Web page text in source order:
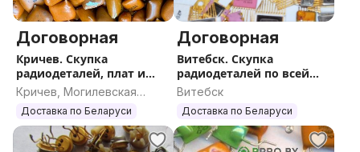
Договорная
Кричев. Скупка
радиодеталей, плат и
катализаторов по всей
РБ
Кричев, Могилевская
область
Доставка по Беларуси
Договорная
Витебск. Скупка
радиодеталей по всей
Беларуси
Витебск
Доставка по Беларуси